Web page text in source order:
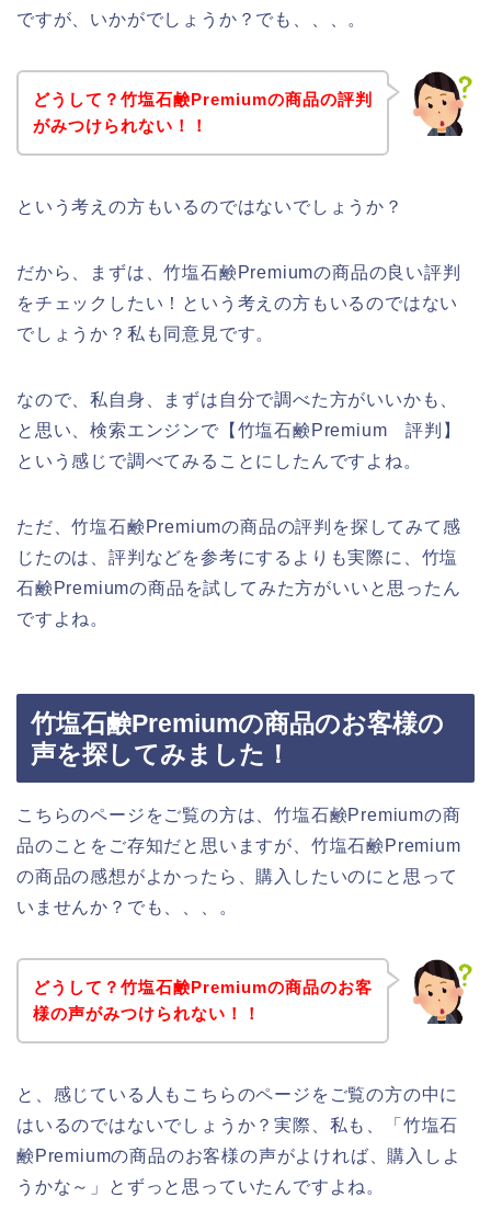
ですが、いかがでしょうか？でも、、、。
どうして？竹塩石鹸Premiumの商品の評判
がみつけられない！！
という考えの方もいるのではないでしょうか？
だから、まずは、竹塩石鹸Premiumの商品の良い評判
をチェックしたい！という考えの方もいるのではない
でしょうか？私も同意見です。
なので、私自身、まずは自分で調べた方がいいかも、
と思い、検索エンジンで【竹塩石鹸Premium 評判】
という感じで調べてみることにしたんですよね。
ただ、竹塩石鹸Premiumの商品の評判を探してみて感
じたのは、評判などを参考にするよりも実際に、竹塩
石鹸Premiumの商品を試してみた方がいいと思ったん
ですよね。
竹塩石鹸Premiumの商品のお客様の
声を探してみました！
こちらのページをご覧の方は、竹塩石鹸Premiumの商
品のことをご存知だと思いますが、竹塩石鹸Premium
の商品の感想がよかったら、購入したいのにと思って
いませんか？でも、、、。
どうして？竹塩石鹸Premiumの商品のお客
様の声がみつけられない！！
と、感じている人もこちらのページをご覧の方の中に
はいるのではないでしょうか？実際、私も、「竹塩石
鹸Premiumの商品のお客様の声がよければ、購入しよ
うかな～」とずっと思っていたんですよね。